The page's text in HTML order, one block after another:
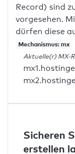
Record) sind
vorgesehen.
dürfen diese
Mechanismus: mx
Aktuelle(r) MX-
Sicheren
erstellen